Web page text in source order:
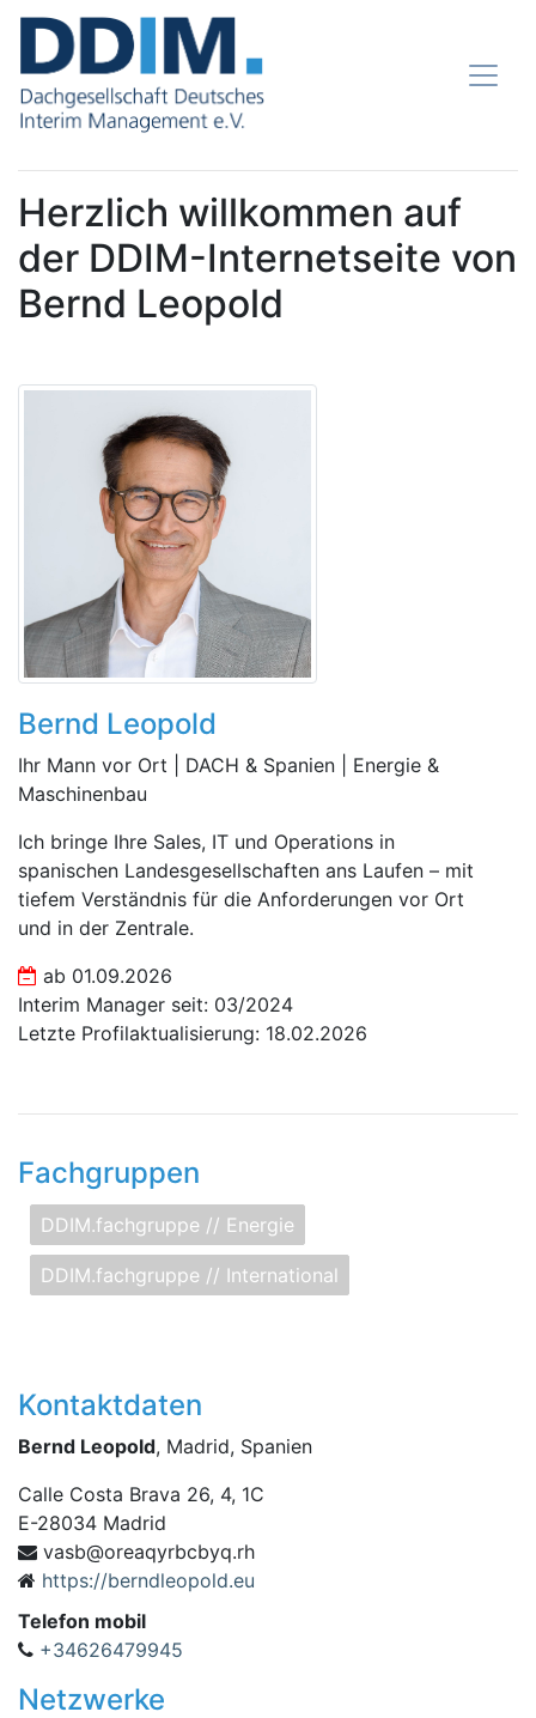
Herzlich willkommen auf
der DDIM-Internetseite von
Bernd Leopold
Bernd Leopold
Ihr Mann vor Ort | DACH & Spanien | Energie &
Maschinenbau
Ich bringe Ihre Sales, IT und Operations in
spanischen Landesgesellschaften ans Laufen – mit
tiefem Verständnis für die Anforderungen vor Ort
und in der Zentrale.
ab 01.09.2026
Interim Manager seit: 03/2024
Letzte Profilaktualisierung: 18.02.2026
Fachgruppen
DDIM.fachgruppe // Energie
DDIM.fachgruppe // International
Kontaktdaten
Bernd Leopold, Madrid, Spanien
Calle Costa Brava 26, 4, 1C
E-28034 Madrid
hr.qybcbryqaero@b
sav
https://berndleopold.eu
Telefon mobil
+34626479945
Netzwerke